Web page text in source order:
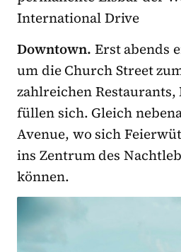
International Drive
Downtown. Erst abends
um die Church Street
zahlreichen Restaurants,
füllen sich. Gleich
Avenue, wo sich
ins Zentrum des
können.